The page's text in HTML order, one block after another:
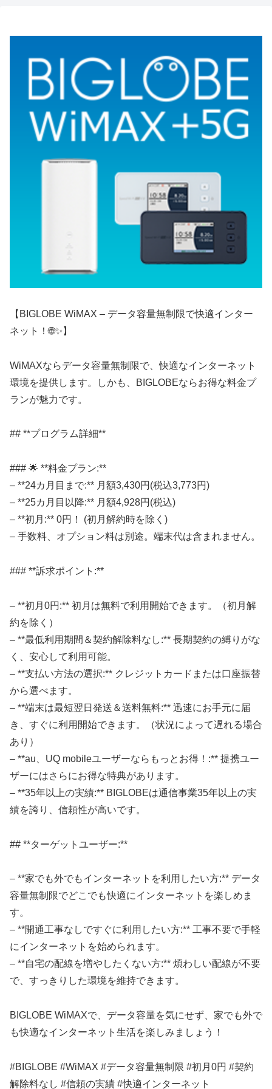
【BIGLOBE WiMAX – データ容量無制限で快適インター
ネット！🌐✨】
WiMAXならデータ容量無制限で、快適なインターネット
環境を提供します。しかも、BIGLOBEならお得な料金プ
ランが魅力です。
## **プログラム詳細**
### 🌟 **料金プラン:**
– **24カ月目まで:** 月額3,430円(税込3,773円)
– **25カ月目以降:** 月額4,928円(税込)
– **初月:** 0円！ (初月解約時を除く)
– 手数料、オプション料は別途。端末代は含まれません。
### **訴求ポイント:**
– **初月0円:** 初月は無料で利用開始できます。（初月解
約を除く）
– **最低利用期間＆契約解除料なし:** 長期契約の縛りがな
く、安心して利用可能。
– **支払い方法の選択:** クレジットカードまたは口座振替
から選べます。
– **端末は最短翌日発送＆送料無料:** 迅速にお手元に届
き、すぐに利用開始できます。（状況によって遅れる場合
あり）
– **au、UQ mobileユーザーならもっとお得！:** 提携ユー
ザーにはさらにお得な特典があります。
– **35年以上の実績:** BIGLOBEは通信事業35年以上の実
績を誇り、信頼性が高いです。
## **ターゲットユーザー:**
– **家でも外でもインターネットを利用したい方:** データ
容量無制限でどこでも快適にインターネットを楽しめま
す。
– **開通工事なしですぐに利用したい方:** 工事不要で手軽
にインターネットを始められます。
– **自宅の配線を増やしたくない方:** 煩わしい配線が不要
で、すっきりした環境を維持できます。
BIGLOBE WiMAXで、データ容量を気にせず、家でも外で
も快適なインターネット生活を楽しみましょう！
#BIGLOBE #WiMAX #データ容量無制限 #初月0円 #契約
解除料なし #信頼の実績 #快適インターネット